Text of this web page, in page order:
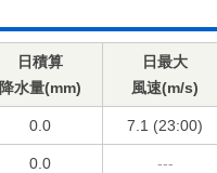
日積算
降水量(mm)
日最大
風速(m/s)
0.0 7.1 (23:00)
0.0 ---